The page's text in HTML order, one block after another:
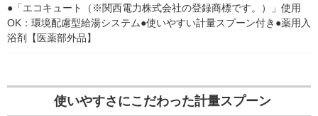
●「エコキュート（※関西電力株式会社の登録商標です。）」使用
OK：環境配慮型給湯システム●使いやすい計量スプーン付き●薬用入
浴剤【医薬部外品】
使いやすさにこだわった計量スプーン